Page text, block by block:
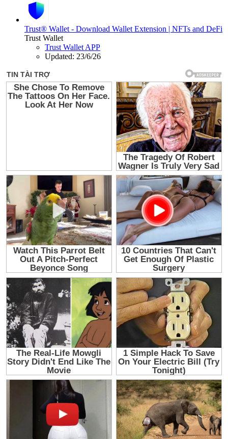
Trust® Wallet - Download Wallet Extension | NFTs and DeFi
Trust Wallet
Trust Wallet APP
Updated: 23/6/26